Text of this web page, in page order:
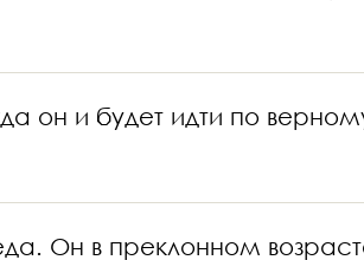
он и будет идти по
Он в преклонном